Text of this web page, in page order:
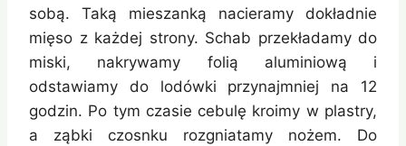
sobą. Taką mieszanką nacieramy dokładnie
mięso z każdej strony. Schab przekładamy do
miski, nakrywamy folią aluminiową i
odstawiamy do lodówki przynajmniej na 12
godzin. Po tym czasie cebulę kroimy w plastry,
a ząbki czosnku rozgniatamy nożem. Do